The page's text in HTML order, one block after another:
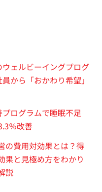
ウェルビーイングプログ
から「おかわり希望」
プログラムで睡眠不足
％改善
の費用対効果とは？得
果と見極め方をわかり
説